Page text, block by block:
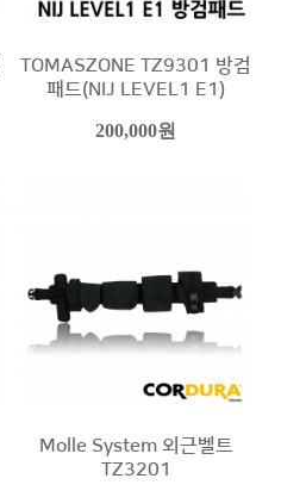
TOMASZONE TZ9301 방검
패드(NIJ LEVEL1 E1)
200,000원
Molle System 외근벨트
TZ3201